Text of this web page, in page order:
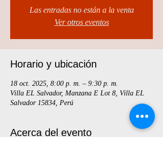
Las entradas no están a la venta
Ver otros eventos
Horario y ubicación
18 oct. 2025, 8:00 p. m. – 9:30 p. m.
Villa EL Salvador, Manzana E Lot 8, Villa EL
Salvador 15834, Perú
Acerca del evento